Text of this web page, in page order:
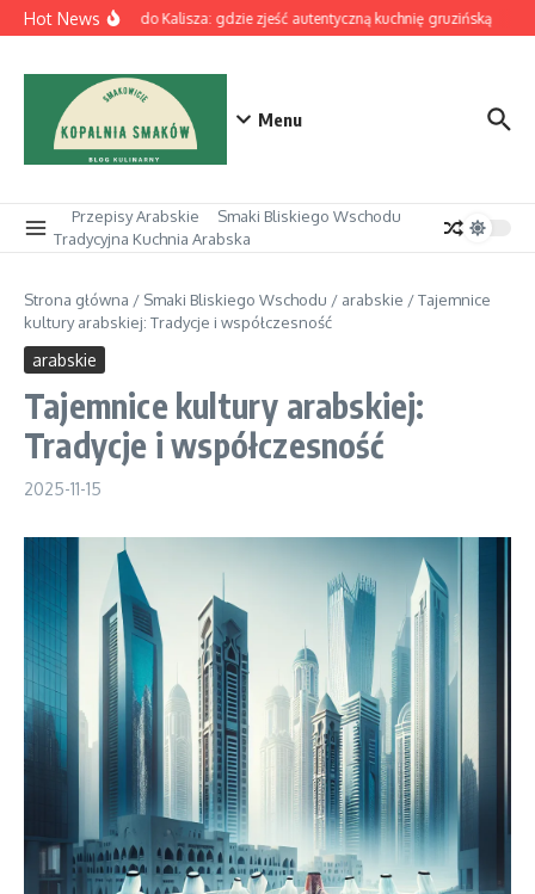
Przejdź do treści
Hot NewsZ Łodzi do Kalisza: gdzie zjeść autentyczną kuchnię gruzińską
Menu
Przepisy Arabskie
Smaki Bliskiego Wschodu
Tradycyjna Kuchnia Arabska
Strona główna / Smaki Bliskiego Wschodu / arabskie /Tajemnice
kultury arabskiej: Tradycje i współczesność
arabskie
Tajemnice kultury arabskiej:
Tradycje i współczesność
2025-11-15